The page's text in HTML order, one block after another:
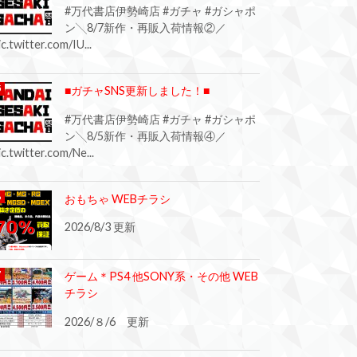
#万代書店伊勢崎店 #ガチャ #ガシャポ
ン╲8/7新作・再販入荷情報②／
IU...
■ガチャSNS更新しました！■
#万代書店伊勢崎店 #ガチャ #ガシャポ
ン╲8/5新作・再販入荷情報④／
Ne...
おもちゃ WEBチラシ
2026/8/3 更新
ゲーム＊PS4 他SONY系・その他 WEB
チラシ
2026/８/6 更新